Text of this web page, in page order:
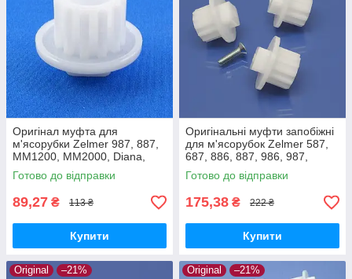
Оригінал муфта для
м'ясорубки Zelmer 987, 887,
MM1200, MM2000, Diana,
Expressive, ZMM5548W,
ZMM1589, ZMM2088
Готово до відправки
89,27 ₴ 113 ₴
Купити
Оригінальні муфти запобіжні
для м'ясорубок Zelmer 587,
687, 886, 887, 986, 987,
MM1200, MM1000, MM2000
Готово до відправки
175,38 ₴ 222 ₴
Купити
Original –21% Original –21%